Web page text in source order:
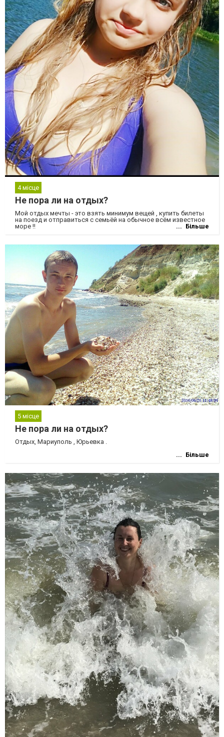
4 місце
Не пора ли на отдых?
Мой отдых мечты - это взять минимум вещей , купить билеты
на поезд и отправиться с семьёй на обычное всём известное
море !!
Більше
5 місце
Не пора ли на отдых?
Отдых, Мариуполь , Юрьевка .
Більше